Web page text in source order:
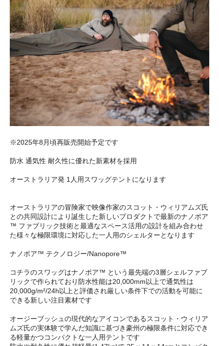
※2025年8月頃再販売開始予定です
防水 通気性 耐久性に優れた新素材を採用
オーストラリア発 1人用スワッグテントになります
オーストラリアの冒険家で映像作家のスコット・ウィリアムズ氏
との共同設計により誕生した新しいプロダクトで最新のナノポア
™ ファブリック技術と最適なスペース活用の設計を組み合わせ
た様々な極限環境に対応した一人用のシェルターとなります
ナノポア™ テクノロジー/Nanopore™
コチラのスワッグはナノポア™ という最先端の3層シェルファブ
リックで作られており防水性能は20,000mm以上で通気性は
20,000g/m²/24h以上と評価され厳しい条件下での活動を可能に
できる新しい注目素材です
オージーブッシュの現代的なアイコンであるスコット・ウィリア
ムズ氏の実体験で学んだ知識に基づき豪州の極限条件に対応でき
る軽量かつコンパクトな一人用テントです